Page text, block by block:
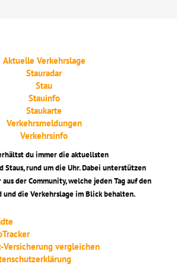
Aktuelle Verkehrslage
Stauradar
Stau
Stauinfo
Staukarte
Verkehrsmeldungen
Verkehrsinfo
du immer die aktuellsten
Staus, rund um die Uhr. Dabei unterstützen
der Community, welche jeden Tag auf den
und die Verkehrslage im Blick behalten.
Versicherung vergleichen